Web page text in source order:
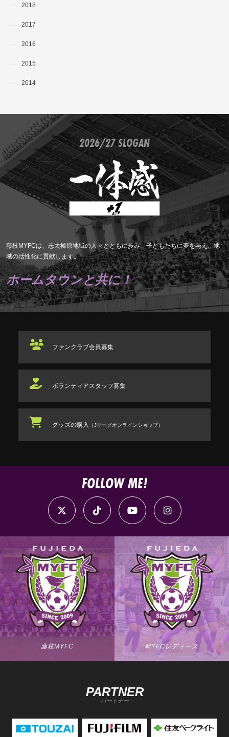
2018
2017
2016
2015
2014
2026/27 SLOGAN
藤枝MYFCは、志太榛原地域の人々とともに歩み、子どもたちに夢を与え、地
域の活性化に貢献します。
ホームタウンと共に！
ファンクラブ会員募集
ボランティアスタッフ募集
グッズの購入 （Jリーグオンラインショップ）
FOLLOW ME!
藤枝MYFC MYFCレディース
PARTNER
パートナー